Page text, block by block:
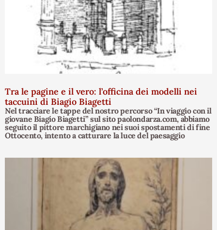
Tra le pagine e il vero: l’officina dei modelli nei
taccuini di Biagio Biagetti
Nel tracciare le tappe del nostro percorso “In viaggio con il
giovane Biagio Biagetti” sul sito paolondarza.com, abbiamo
seguito il pittore marchigiano nei suoi spostamenti di fine
Ottocento, intento a catturare la luce del paesaggio